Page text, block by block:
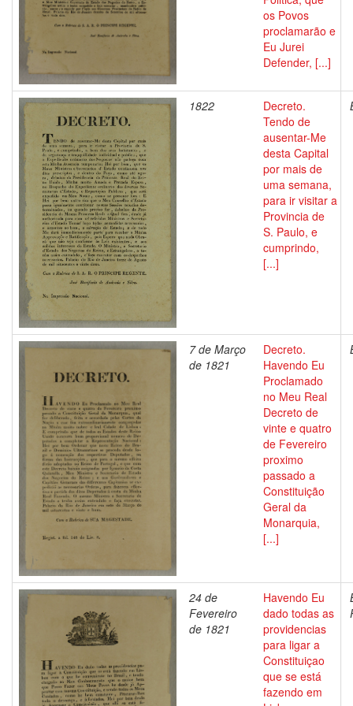
os Povos
proclamarão e
Eu Jurei
Defender, [...]
1822
Decreto.
Tendo de
ausentar-Me
desta Capital
por mais de
uma semana,
para ir visitar a
Provincia de
S. Paulo, e
cumprindo,
[...]
7 de Março
de 1821
Decreto.
Havendo Eu
Proclamado
no Meu Real
Decreto de
vinte e quatro
de Fevereiro
proximo
passado a
Constituição
Geral da
Monarquia,
[...]
24 de
Fevereiro
de 1821
Havendo Eu
dado todas as
providencias
para ligar a
Constituiçao
que se está
fazendo em